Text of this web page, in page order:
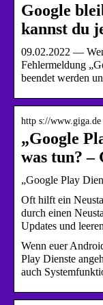
Google
kannst du
09.02.2022 —
Fehlermeldung
beendet werden
http s://
„Google
was tun? –
„Google Play
Oft hilft ein
durch einen
Updates und
Wenn euer
Play Dienste
auch